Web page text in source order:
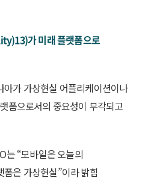
가 미래 플랫폼으로
가 가상현실 어플리케이션이나
폼으로서의 중요성이 부각되고
는 “모바일은 오늘의
은 가상현실”이라 밝힘